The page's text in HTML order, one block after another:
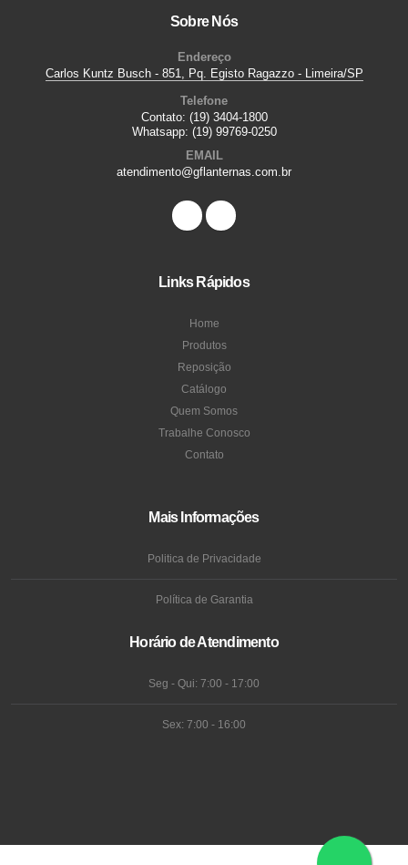
Sobre Nós
Endereço
Carlos Kuntz Busch - 851, Pq. Egisto Ragazzo - Limeira/SP
Telefone
Contato: (19) 3404-1800
Whatsapp: (19) 99769-0250
EMAIL
atendimento@gflanternas.com.br
Links Rápidos
Home
Produtos
Reposição
Catálogo
Quem Somos
Trabalhe Conosco
Contato
Mais Informações
Politica de Privacidade
Política de Garantia
Horário de Atendimento
Seg - Qui: 7:00 - 17:00
Sex: 7:00 - 16:00